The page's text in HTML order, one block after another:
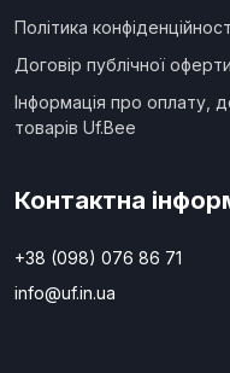
Політика
Договір публічної оферти
Інформація про оплату,
товарів Uf.Bee
Контактна
+38 (098) 076 86 71
info@uf.in.ua